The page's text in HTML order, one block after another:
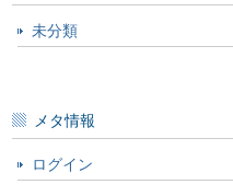
未分類
メタ情報
ログイン